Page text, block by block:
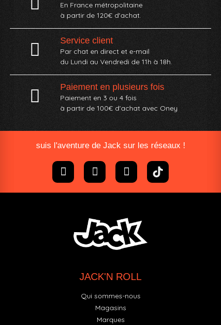
En France métropolitaine
à partir de 120€ d'achat.
Service client
Par chat en direct et e-mail
du Lundi au Vendredi de 11h à 18h.
Paiement en plusieurs fois
Paiement en 3 ou 4 fois
à partir de 100€ d'achat avec Oney​
suis l'aventure de Jack sur les réseaux !
JACK'N ROLL
Qui sommes-nous
Magasins
Marques